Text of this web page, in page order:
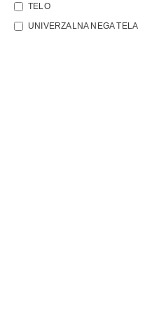
TELO
UNIVERZALNA NEGA TELA